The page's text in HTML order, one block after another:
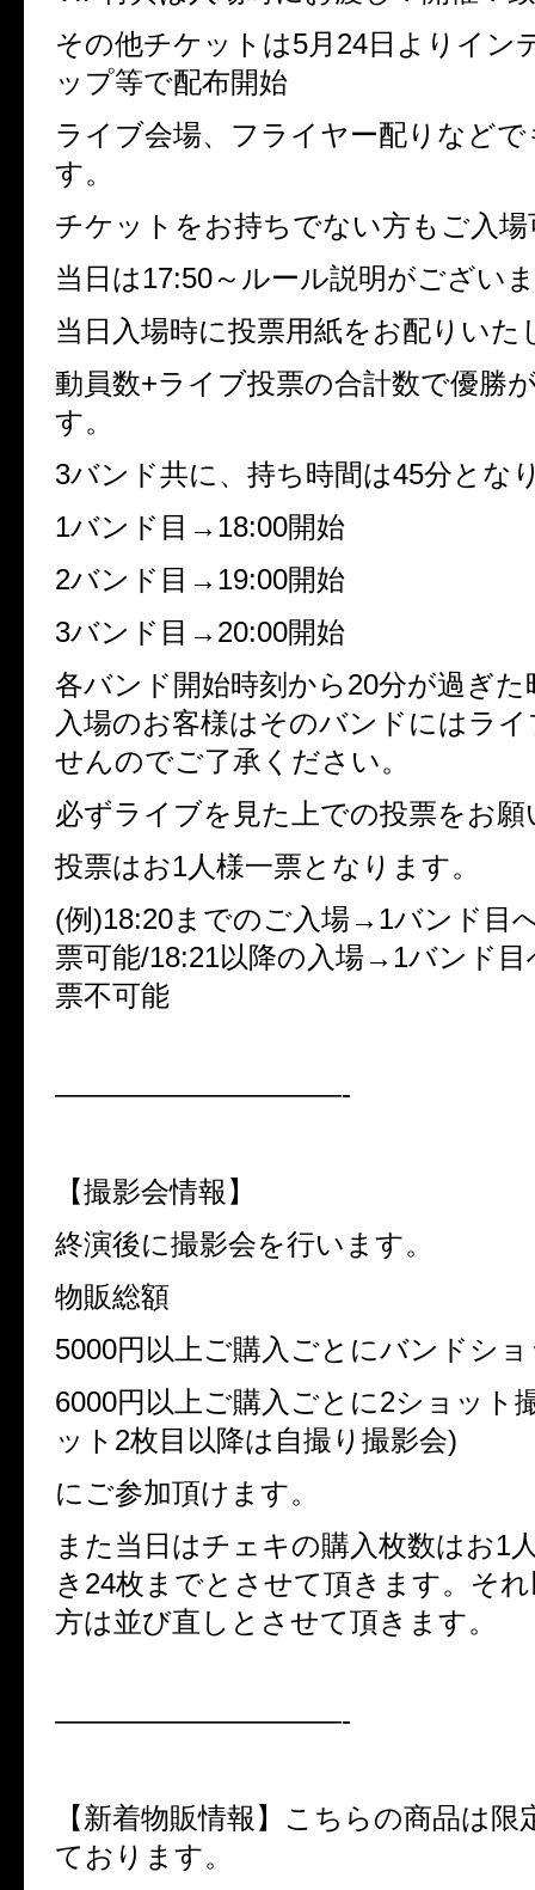
その他チケットは5月24日よりイン
ップ等で配布開始
ライブ会場、フライヤー配りなど
す。
チケットをお持ちでない方もご入
当日は17:50～ルール説明がござい
当日入場時に投票用紙をお配りいた
動員数+ライブ投票の合計数で優勝
す。
3バンド共に、持ち時間は45分とな
1バンド目→18:00開始
2バンド目→19:00開始
3バンド目→20:00開始
各バンド開始時刻から20分が過ぎ
入場のお客様はそのバンドにはラ
せんのでご了承ください。
必ずライブを見た上での投票をお
投票はお1人様一票となります。
(例)18:20までのご入場→1バンド目
票可能/18:21以降の入場→1バンド
票不可能
——————————-
【撮影会情報】
終演後に撮影会を行います。
物販総額
5000円以上ご購入ごとにバンドシ
6000円以上ご購入ごとに2ショット
ット2枚目以降は自撮り撮影会)
にご参加頂けます。
また当日はチェキの購入枚数はお1
き24枚までとさせて頂きます。そ
方は並び直しとさせて頂きます。
——————————-
【新着物販情報】こちらの商品は限
ております。